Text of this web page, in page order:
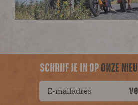
SCHRIJF JE IN OP ONZE